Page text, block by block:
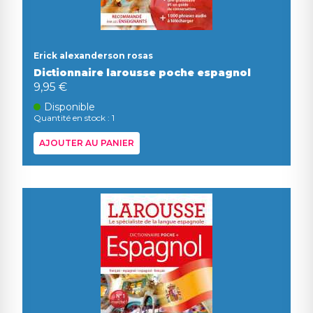
Erick alexanderson rosas
Dictionnaire larousse poche espagnol
9,95 €
Disponible
Quantité en stock : 1
AJOUTER AU PANIER